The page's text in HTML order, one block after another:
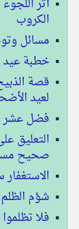
الكروب
مسائل
خطبة عيد
قصة
لعيد الأضحى
فضل عشر
التعليق
صحيح
شؤم
فلا